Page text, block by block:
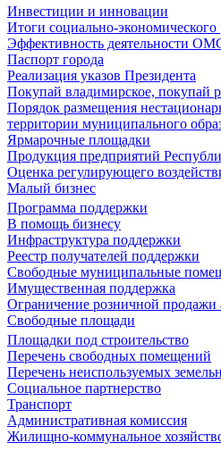
Инвестиции и инновации
Итоги социально-экономического
Эффективность деятельности
Паспорт города
Реализация указов Президента
Покупай владимирское, покупай
Порядок размещения
территории муниципального
Ярмарочные площадки
Продукция предприятий
Оценка регулирующего
Малый бизнес
Программа поддержки
В помощь бизнесу
Инфраструктура поддержки
Реестр получателей поддержки
Свободные муниципальные
Имущественная поддержка
Ограничение розничной продажи
Свободные площади
Площадки под строительство
Перечень свободных помещений
Перечень неиспользуемых
Социальное партнерство
Транспорт
Административная комиссия
Жилищно-коммунальное